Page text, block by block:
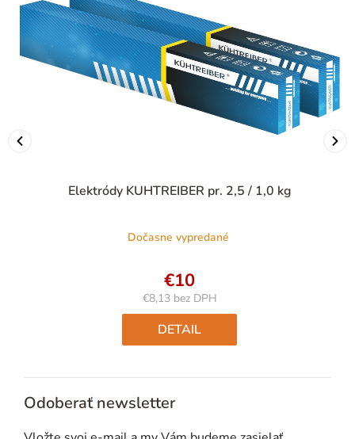
Elektródy KUHTREIBER pr. 2,5 / 1,0 kg
Dočasne vypredané
€10
€8,13 bez DPH
Jednotková
cena:
DETAIL
Odoberať newsletter